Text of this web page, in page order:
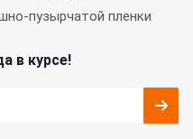
пузырчатой пленки
в курсе!